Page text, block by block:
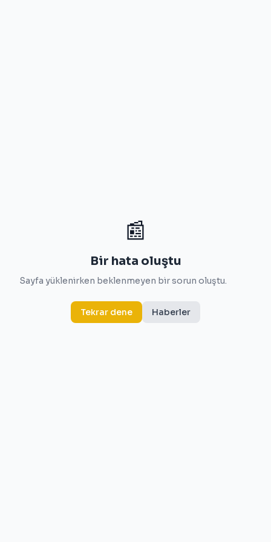
📰
Bir hata oluştu
Sayfa yüklenirken beklenmeyen bir sorun oluştu.
Tekrar dene Haberler